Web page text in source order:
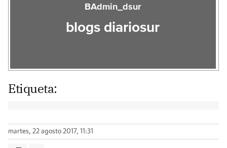
BAdmin_dsur
blogs diariosur
Etiqueta:
martes, 22 agosto 2017, 11:31